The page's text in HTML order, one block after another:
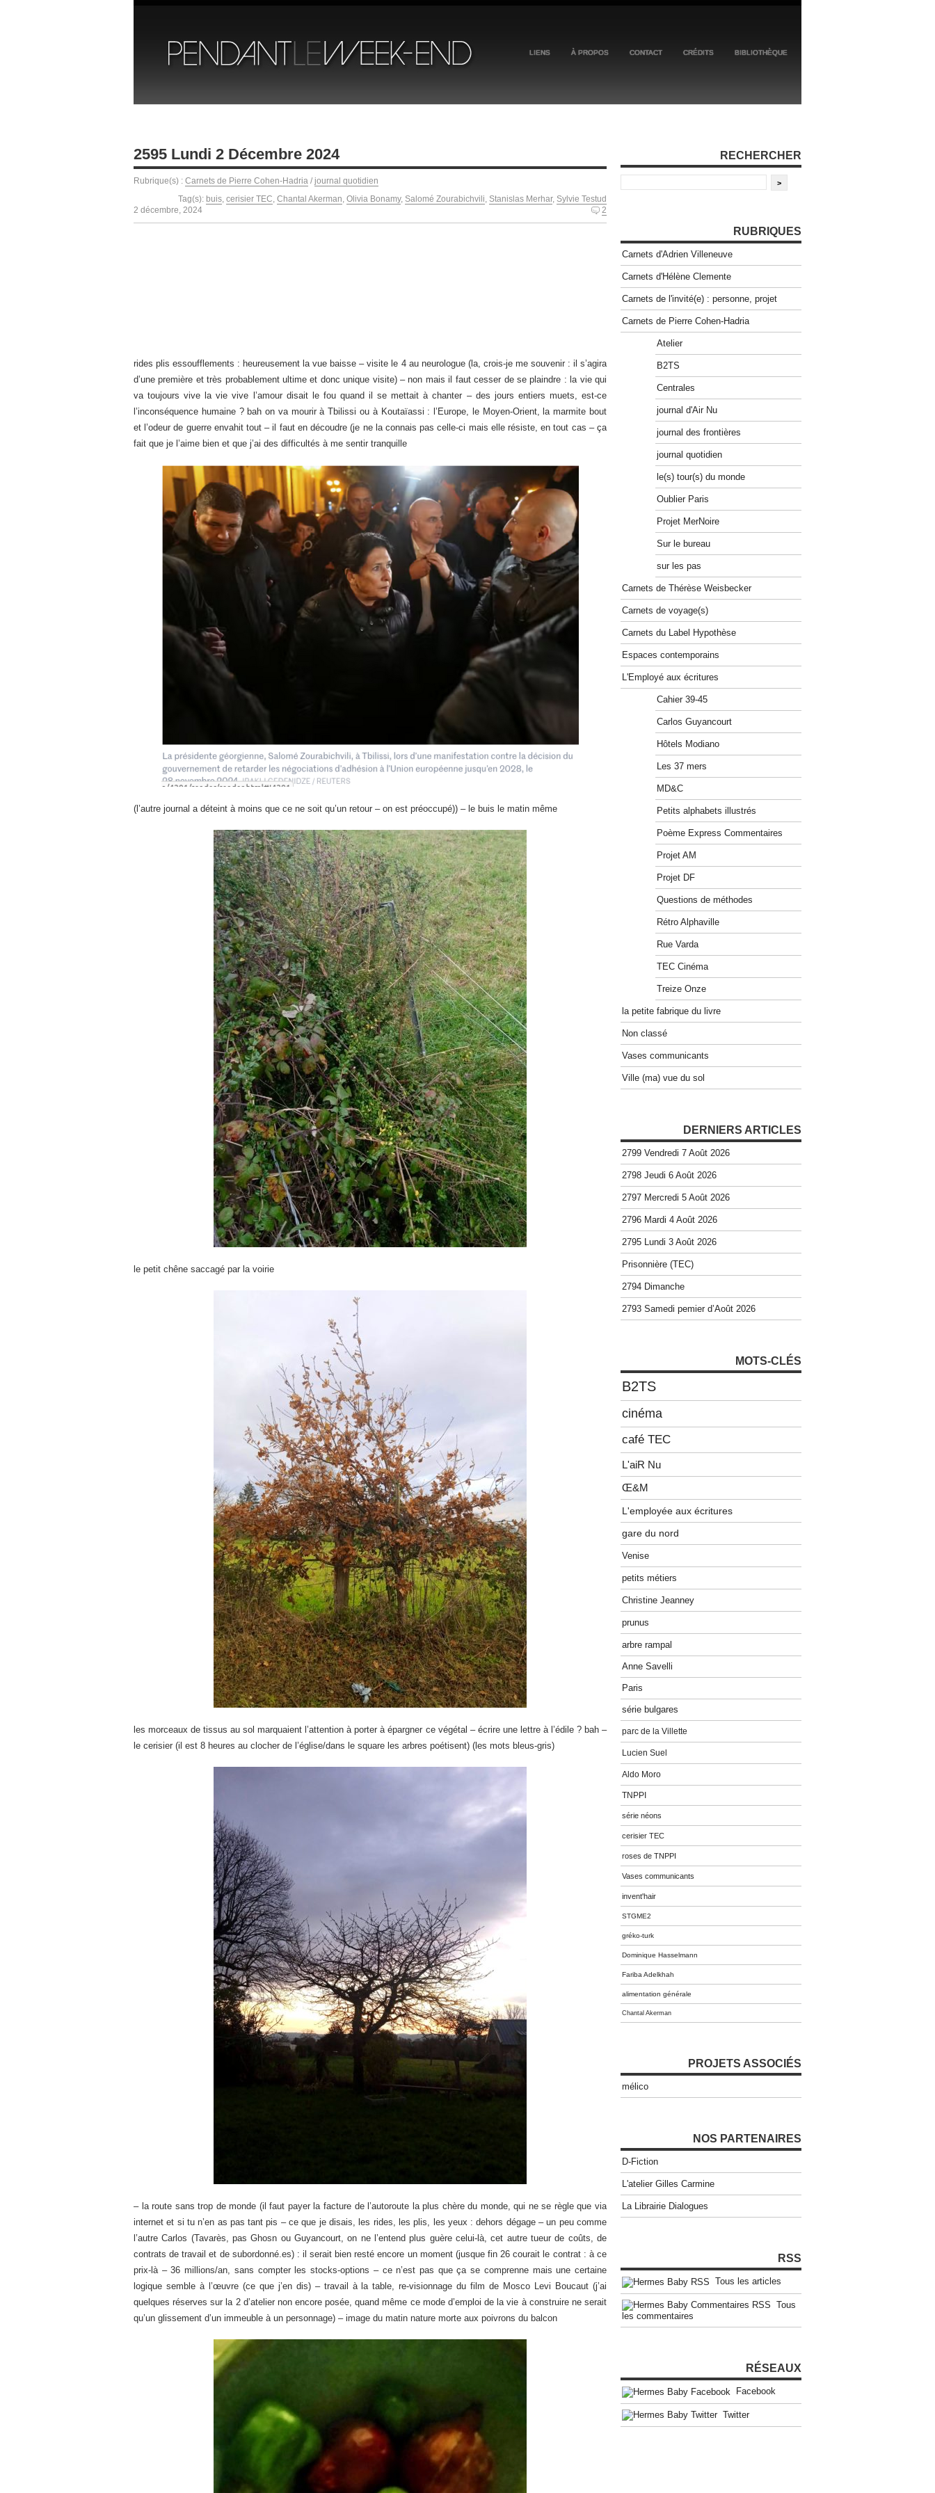
LIENS À PROPOS CONTACT CRÉDITS BIBLIOTHÈQUE
2595 Lundi 2 Décembre 2024
Rubrique(s) : Carnets de Pierre Cohen-Hadria / journal quotidien
Tag(s): buis, cerisier TEC, Chantal Akerman, Olivia Bonamy, Salomé Zourabichvili, Stanislas Merhar, Sylvie Testud
2 décembre, 2024
2
rides plis essoufflements : heureusement la vue baisse – visite le 4 au neurologue (la, crois-je me souvenir : il s’agira
d’une première et très probablement ultime et donc unique visite) – non mais il faut cesser de se plaindre : la vie qui
va toujours vive la vie vive l’amour disait le fou quand il se mettait à chanter – des jours entiers muets, est-ce
l’inconséquence humaine ? bah on va mourir à Tbilissi ou à Koutaïassi : l’Europe, le Moyen-Orient, la marmite bout
et l’odeur de guerre envahit tout – il faut en découdre (je ne la connais pas celle-ci mais elle résiste, en tout cas – ça
fait que je l’aime bien et que j’ai des difficultés à me sentir tranquille
(l’autre journal a déteint à moins que ce ne soit qu’un retour – on est préoccupé)) – le buis le matin même
le petit chêne saccagé par la voirie
les morceaux de tissus au sol marquaient l’attention à porter à épargner ce végétal – écrire une lettre à l’édile ? bah –
le cerisier (il est 8 heures au clocher de l’église/dans le square les arbres poétisent) (les mots bleus-gris)
– la route sans trop de monde (il faut payer la facture de l’autoroute la plus chère du monde, qui ne se règle que via
internet et si tu n’en as pas tant pis – ce que je disais, les rides, les plis, les yeux : dehors dégage – un peu comme
l’autre Carlos (Tavarès, pas Ghosn ou Guyancourt, on ne l’entend plus guère celui-là, cet autre tueur de coûts, de
contrats de travail et de subordonné.es) : il serait bien resté encore un moment (jusque fin 26 courait le contrat : à ce
prix-là – 36 millions/an, sans compter les stocks-options – ce n’est pas que ça se comprenne mais une certaine
logique semble à l’œuvre (ce que j’en dis) – travail à la table, re-visionnage du film de Mosco Levi Boucaut (j’ai
quelques réserves sur la 2 d’atelier non encore posée, quand même ce mode d’emploi de la vie à construire ne serait
qu’un glissement d’un immeuble à un personnage) – image du matin nature morte aux poivrons du balcon
RECHERCHER
RUBRIQUES
Carnets d'Adrien Villeneuve
Carnets d'Hélène Clemente
Carnets de l'invité(e) : personne, projet
Carnets de Pierre Cohen-Hadria
Atelier
B2TS
Centrales
journal d'Air Nu
journal des frontières
journal quotidien
le(s) tour(s) du monde
Oublier Paris
Projet MerNoire
Sur le bureau
sur les pas
Carnets de Thérèse Weisbecker
Carnets de voyage(s)
Carnets du Label Hypothèse
Espaces contemporains
L'Employé aux écritures
Cahier 39-45
Carlos Guyancourt
Hôtels Modiano
Les 37 mers
MD&C
Petits alphabets illustrés
Poème Express Commentaires
Projet AM
Projet DF
Questions de méthodes
Rétro Alphaville
Rue Varda
TEC Cinéma
Treize Onze
la petite fabrique du livre
Non classé
Vases communicants
Ville (ma) vue du sol
DERNIERS ARTICLES
2799 Vendredi 7 Août 2026
2798 Jeudi 6 Août 2026
2797 Mercredi 5 Août 2026
2796 Mardi 4 Août 2026
2795 Lundi 3 Août 2026
Prisonnière (TEC)
2794 Dimanche
2793 Samedi pemier d’Août 2026
MOTS-CLÉS
B2TS
cinéma
café TEC
L'aiR Nu
Œ&M
L'employée aux écritures
gare du nord
Venise
petits métiers
Christine Jeanney
prunus
arbre rampal
Anne Savelli
Paris
série bulgares
parc de la Villette
Lucien Suel
Aldo Moro
TNPPI
série néons
cerisier TEC
roses de TNPPI
Vases communicants
invent'hair
STGME2
gréko-turk
Dominique Hasselmann
Fariba Adelkhah
alimentation générale
Chantal Akerman
PROJETS ASSOCIÉS
mélico
NOS PARTENAIRES
D-Fiction
L'atelier Gilles Carmine
La Librairie Dialogues
RSS
Tous les articles
Tous
les commentaires
RÉSEAUX
Facebook
Twitter